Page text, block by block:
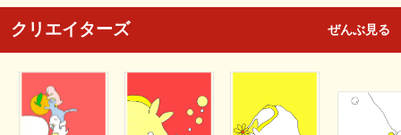
クリエイターズ ぜんぶ見る